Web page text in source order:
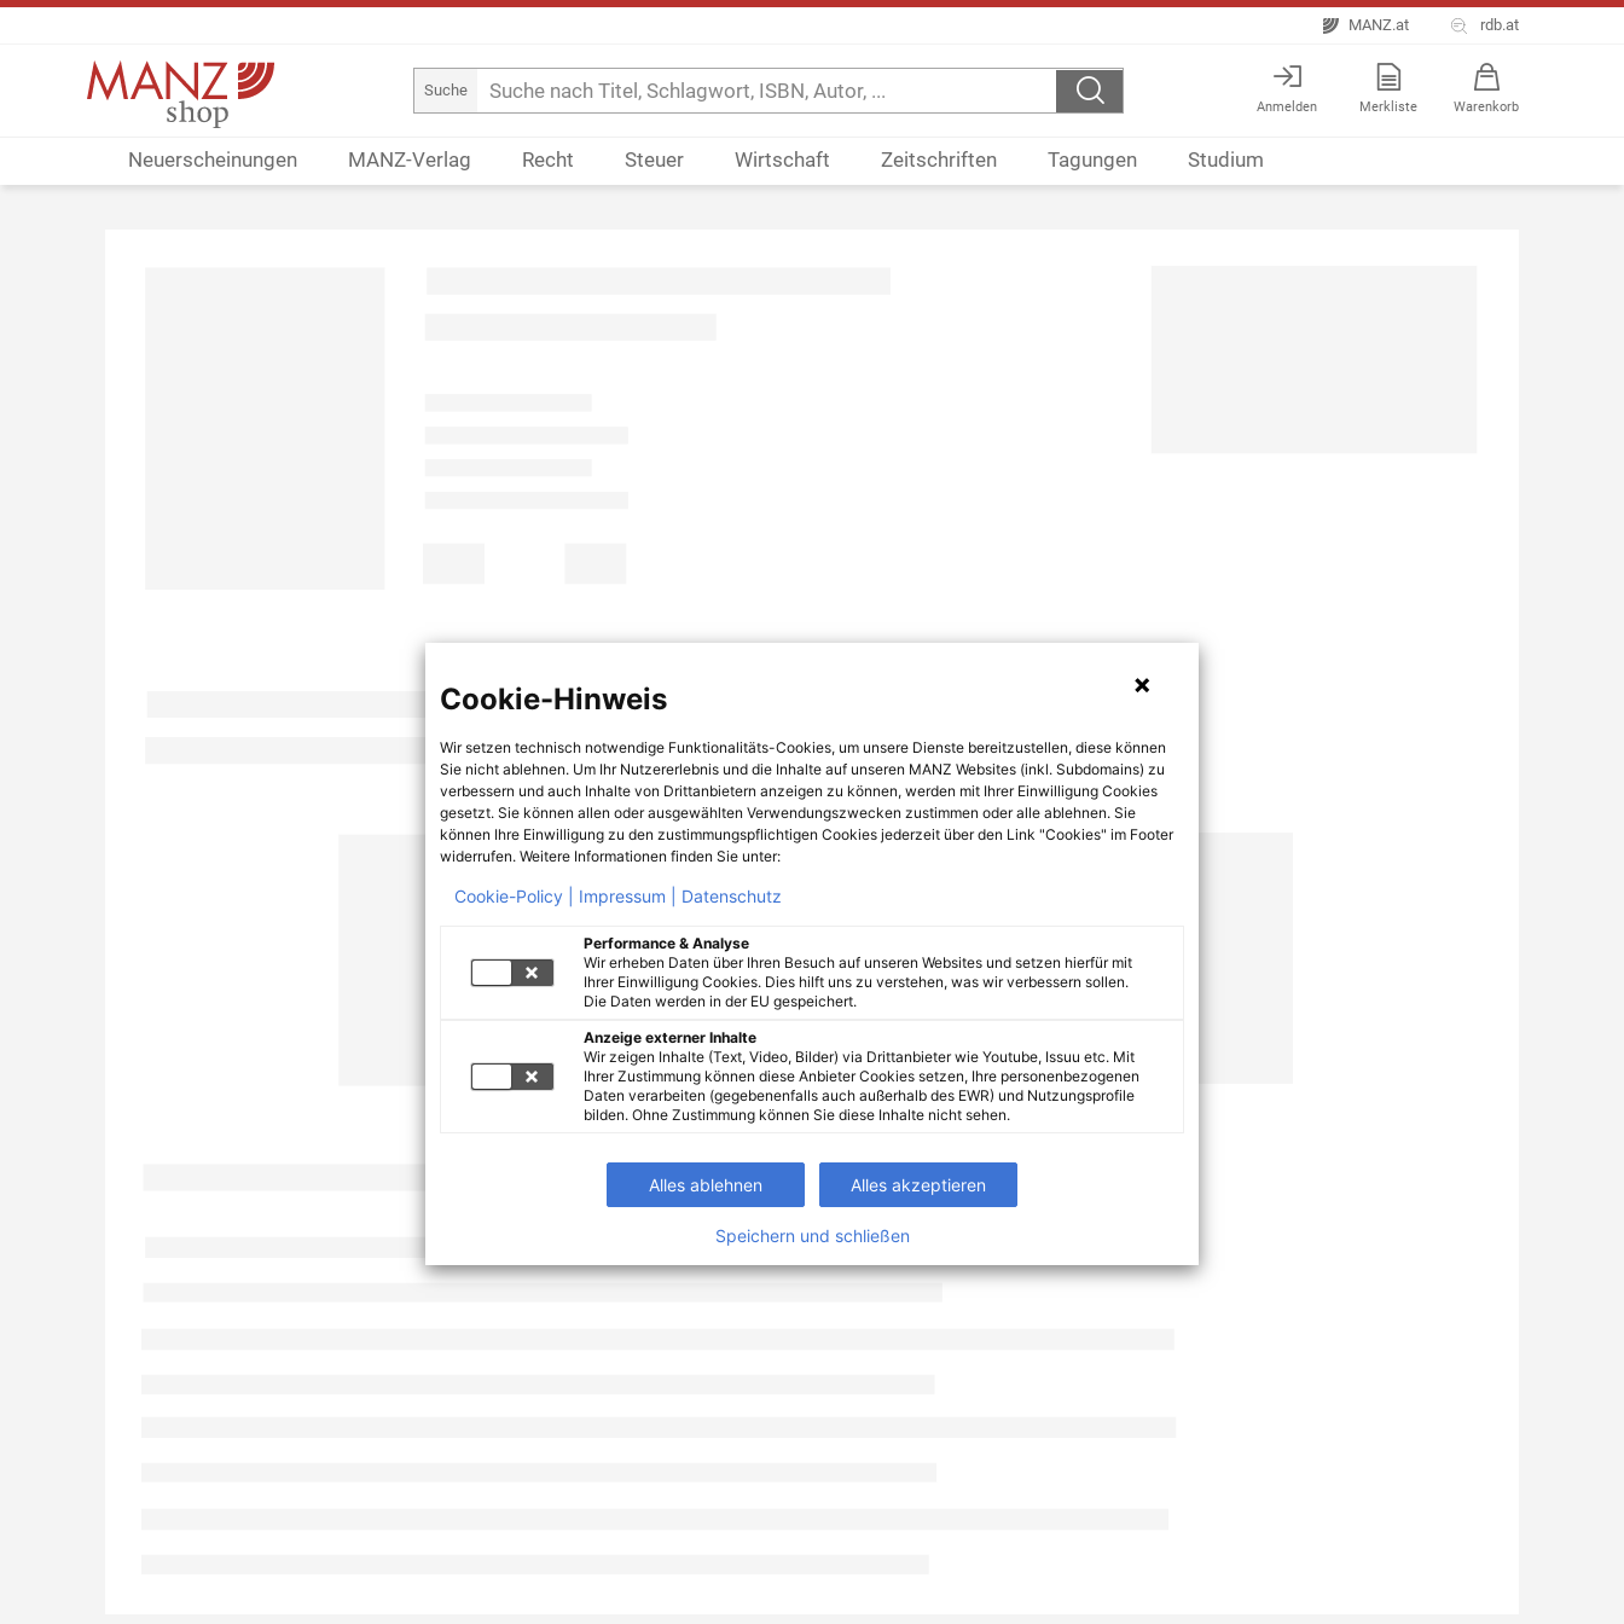
MANZ.at rdb.at
Suche
Anmelden Merkliste Warenkorb
Neuerscheinungen MANZ-Verlag Recht Steuer Wirtschaft Zeitschriften Tagungen Studium
Cookie-Hinweis
Wir setzen technisch notwendige Funktionalitäts-Cookies, um unsere Dienste bereitzustellen, diese können
Sie nicht ablehnen. Um Ihr Nutzererlebnis und die Inhalte auf unseren MANZ Websites (inkl. Subdomains) zu
verbessern und auch Inhalte von Drittanbietern anzeigen zu können, werden mit Ihrer Einwilligung Cookies
gesetzt. Sie können allen oder ausgewählten Verwendungszwecken zustimmen oder alle ablehnen. Sie
können Ihre Einwilligung zu den zustimmungspflichtigen Cookies jederzeit über den Link "Cookies" im Footer
widerrufen. Weitere Informationen finden Sie unter:
Cookie-Policy | Impressum | Datenschutz
Performance & Analyse
Wir erheben Daten über Ihren Besuch auf unseren Websites und setzen hierfür mit
Ihrer Einwilligung Cookies. Dies hilft uns zu verstehen, was wir verbessern sollen.
Die Daten werden in der EU gespeichert.
Anzeige externer Inhalte
Wir zeigen Inhalte (Text, Video, Bilder) via Drittanbieter wie Youtube, Issuu etc. Mit
Ihrer Zustimmung können diese Anbieter Cookies setzen, Ihre personenbezogenen
Daten verarbeiten (gegebenenfalls auch außerhalb des EWR) und Nutzungsprofile
bilden. Ohne Zustimmung können Sie diese Inhalte nicht sehen.
Alles ablehnen Alles akzeptieren
Speichern und schließen